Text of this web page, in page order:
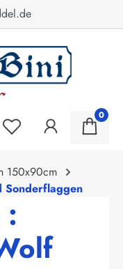
0
150x90cm
Sonderflaggen
: